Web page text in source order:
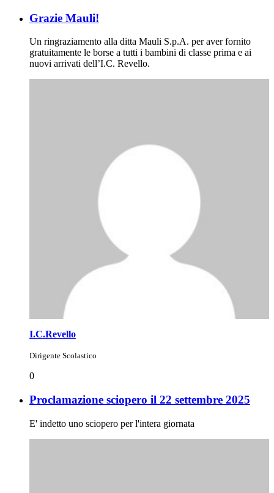
Grazie Mauli!
Un ringraziamento alla ditta Mauli S.p.A. per aver fornito
gratuitamente le borse a tutti i bambini di classe prima e ai
nuovi arrivati dell’I.C. Revello.
I.C.Revello
Dirigente Scolastico
0
Proclamazione sciopero il 22 settembre 2025
E' indetto uno sciopero per l'intera giornata